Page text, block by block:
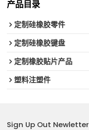
产品目录
定制硅橡胶零件
定制硅橡胶键盘
定制橡胶贴片产品
塑料注塑件
Sign Up Out Newletter